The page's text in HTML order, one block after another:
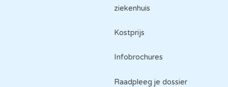
ziekenhuis
Kostprijs
Infobrochures
Raadpleeg je dossier